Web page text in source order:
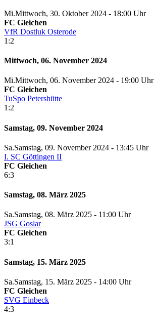
Mi.Mittwoch, 30. Oktober 2024 - 18:00 Uhr
FC Gleichen
VfR Dostluk Osterode
1:2
Mittwoch, 06. November 2024
Mi.Mittwoch, 06. November 2024 - 19:00 Uhr
FC Gleichen
TuSpo Petershütte
1:2
Samstag, 09. November 2024
Sa.Samstag, 09. November 2024 - 13:45 Uhr
I. SC Göttingen II
FC Gleichen
6:3
Samstag, 08. März 2025
Sa.Samstag, 08. März 2025 - 11:00 Uhr
JSG Goslar
FC Gleichen
3:1
Samstag, 15. März 2025
Sa.Samstag, 15. März 2025 - 14:00 Uhr
FC Gleichen
SVG Einbeck
4:3